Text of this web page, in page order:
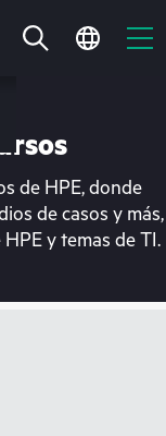
tu
de HPE, donde
de casos y más,
y temas de TI.